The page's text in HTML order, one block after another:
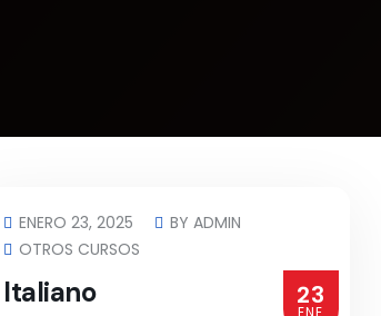
23
ENE
ENERO 23, 2025 BYADMIN
OTROS CURSOS
Italiano